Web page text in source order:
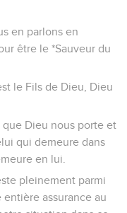
en parlons en
être le *Sauveur du
le Fils de Dieu, Dieu
que Dieu nous porte et
qui demeure dans
en lui.
pleinement parmi
entière assurance au